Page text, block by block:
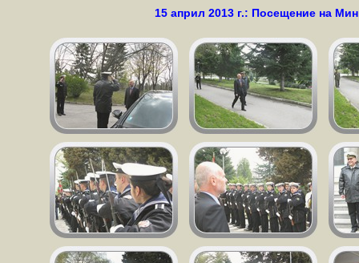
15 април 2013 г.: Посещение на